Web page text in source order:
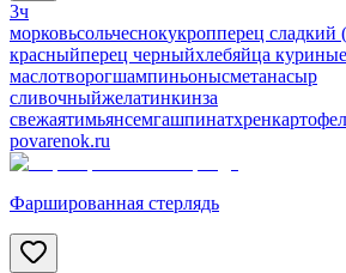
3ч
морковьсольчеснокукропперец сладкий
красныйперец черныйхлебяйца куриные
маслотворогшампиньонысметанасыр
сливочныйжелатинкинза
свежаятимьянсемгашпинатхрен
povarenok.ru
Фаршированная стерлядь